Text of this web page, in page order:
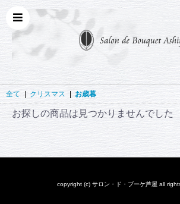
全て | クリスマス | お歳暮
お探しの商品は見つかりませんでした
copyright (c) サロン・ド・ブーケ芦屋 all